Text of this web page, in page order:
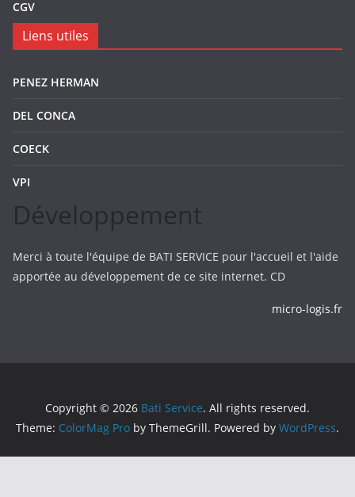
CGV
Liens utiles
PENEZ HERMAN
DEL CONCA
COECK
VPI
Développement
Merci à toute l'équipe de BATI SERVICE pour l'accueil et l'aide
apportée au développement de ce site internet. CD
micro-logis.fr
Copyright © 2026 Bati Service. All rights reserved.
Theme: ColorMag Pro by ThemeGrill. Powered by WordPress.